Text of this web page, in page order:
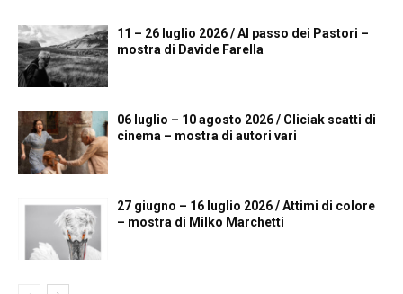
11 – 26 luglio 2026 / Al passo dei Pastori –
mostra di Davide Farella
06 luglio – 10 agosto 2026 / Cliciak scatti di
cinema – mostra di autori vari
27 giugno – 16 luglio 2026 / Attimi di colore
– mostra di Milko Marchetti